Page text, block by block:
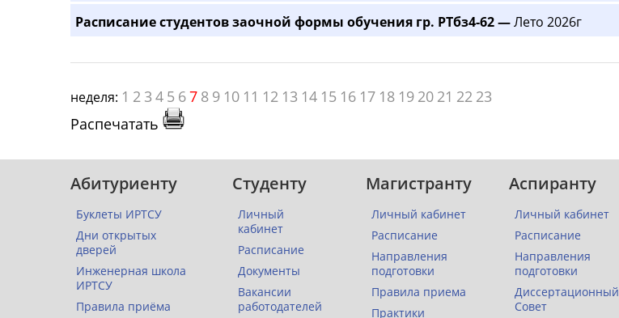
Расписание студентов заочной формы обучения гр. РТбз4-62 —Лето 2026г
неделя: 1 2 3 4 5 67 8 9 10 11 12 13 14 15 16 17 18 19 20 21 22 23
Распечатать
Абитуриенту
Буклеты ИРТСУ
Дни открытых
дверей
Инженерная школа
ИРТСУ
Правила приёма
Студенту
Личный
кабинет
Расписание
Документы
Вакансии
работодателей
Магистранту
Личный кабинет
Расписание
Направления
подготовки
Правила приема
Практики
Аспиранту
Личный кабинет
Расписание
Направления
подготовки
Диссертационный
Совет